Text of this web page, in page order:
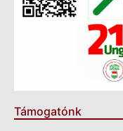
Támogatónk